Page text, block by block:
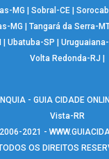
MG |Sobral-CE |
MG Tangará da Serra-
|Ubatuba-SP |
Volta Redonda-RJ
- GUIA CIDADE
Vista-RR
2006-2021 -
OS DIREITOS